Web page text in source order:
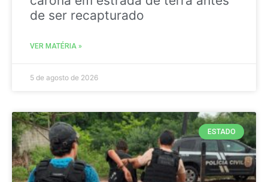
de ser recapturado
VER MATÉRIA »
5 de agosto de 2026
ESTADO